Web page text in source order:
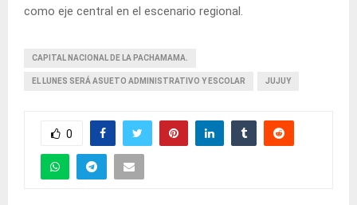
como eje central en el escenario regional.
CAPITAL NACIONAL DE LA PACHAMAMA.
EL LUNES SERÁ ASUETO ADMINISTRATIVO Y ESCOLAR JUJUY
0